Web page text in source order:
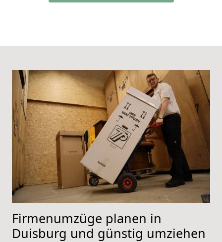
Firmenumzüge planen in
Duisburg und günstig umziehen